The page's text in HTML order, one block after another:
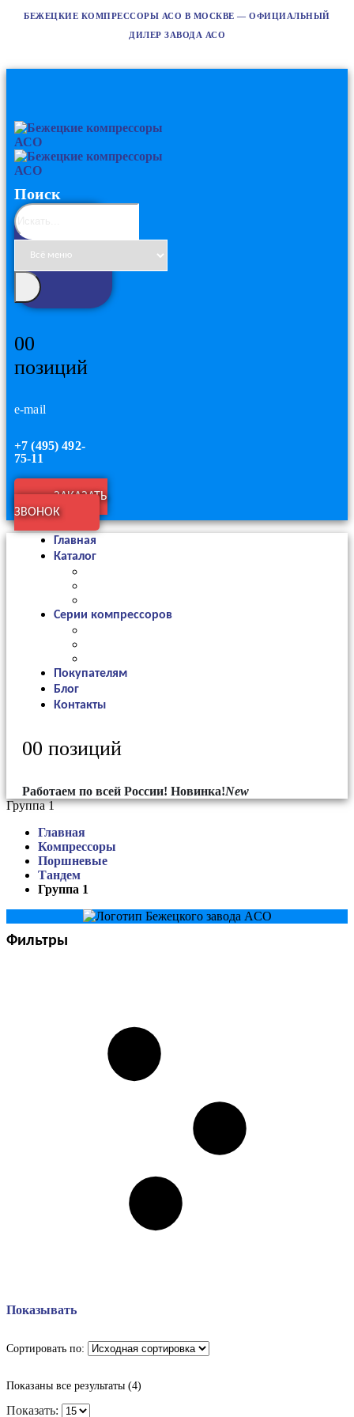
БЕЖЕЦКИЕ КОМПРЕССОРЫ АСО В МОСКВЕ — ОФИЦИАЛЬНЫЙ
ДИЛЕР ЗАВОДА АСО
Поиск
00
позиций
e-mail
+7 (495) 492-
75-11
ЗАКАЗАТЬ
ЗВОНОК
Главная
Каталог
Серии компрессоров
Покупателям
Блог
Контакты
00 позиций
Работаем по всей России! Новинка!New
Группа 1
Главная
Компрессоры
Поршневые
Тандем
Группа 1
Фильтры
Показывать
Сортировать по:
Показаны все результаты (4)
Показать: